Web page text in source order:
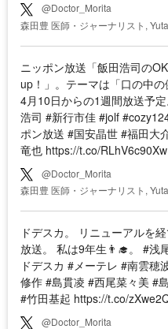
@Doctor_Morita
森田豊 医師・ジャーナリスト,
ニッポン放送「飯田浩司の
up！」。テーマは「口の中の
4月10日からの1週間放送予
浩司 #新行市佳 #jolf
ポン放送 #国安晶世 #福田大
竜也 https://t.co/RLhV6c90Xw
@Doctor_Morita
森田豊 医師・ジャーナリスト,
ドデスカ。 リニューアルを
放送。 私は9年生👨‍🎓。 #浅
ドデスカ #メーテレ #南雲穂
修作 #島貫凌 #西尾菜々美 #
#竹田基起 https://t.co/
@Doctor_Morita